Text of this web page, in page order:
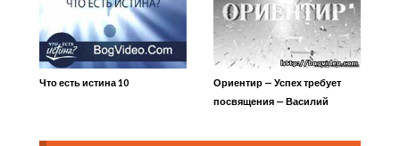
Что есть истина 10
Ориентир — Успех требует
посвящения — Василий